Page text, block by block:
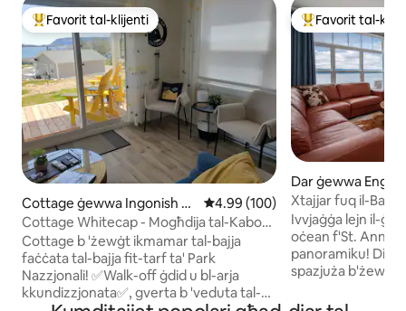
Wieħed mill-aqwa favoriti tal-klijenti
Favorit tal-klijenti
Cottage ġewwa Ingonish B
each
Rating medju ta' 4.99 minn 5,
4.99 (100)
Cottage Whitecap - Mogħdija tal-Kabot
faċċata tal-bajja
Cottage b 'żewġt ikmamar tal-bajja
faċċata tal-bajja fit-tarf ta' Park
Nazzjonali! ✅Walk-off ġdid u bl-arja
kkundizzjonata✅, gverta b 'veduta tal-
Wieħed mill-
Favorit tal-
Dar ġewwa
Xtajjar fuq il-
Ivvjaġġa lejn il-
oċean f'St. Ann's
panoramiku! Din
spazjuża b'żewġt
miftuħ. Tiflaħ 6